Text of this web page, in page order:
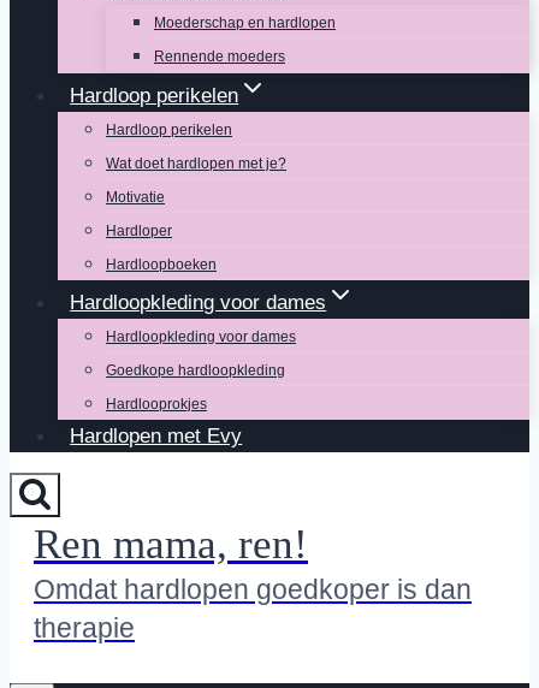
Moederschap en hardlopen
Rennende moeders
Hardloop perikelen
Hardloop perikelen
Wat doet hardlopen met je?
Motivatie
Hardloper
Hardloopboeken
Hardloopkleding voor dames
Hardloopkleding voor dames
Goedkope hardloopkleding
Hardlooprokjes
Hardlopen met Evy
Ren mama, ren!
Omdat hardlopen goedkoper is dan
therapie